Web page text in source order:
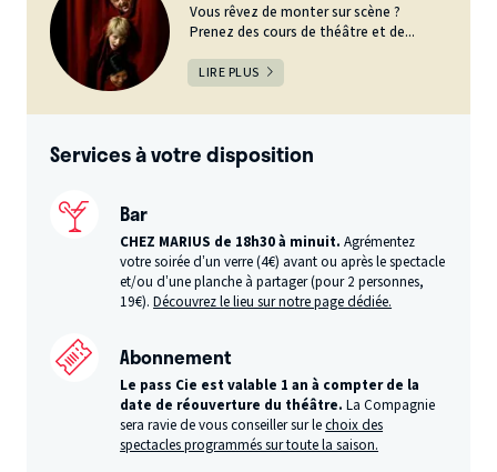
Vous rêvez de monter sur scène ?
Prenez des cours de théâtre et de...
LIRE PLUS
Services à votre disposition
Bar
CHEZ MARIUS de 18h30 à minuit.Agrémentez
votre soirée d’un verre (4€) avant ou après le spectacle
et/ou d’une planche à partager (pour 2 personnes,
19€).Découvrez le lieu sur notre page dédiée.
Abonnement
Le pass Cie est valable 1 an à compter de la
date de réouverture du théâtre.La Compagnie
sera ravie de vous conseiller sur lechoix des
spectacles programmés sur toute la saison.